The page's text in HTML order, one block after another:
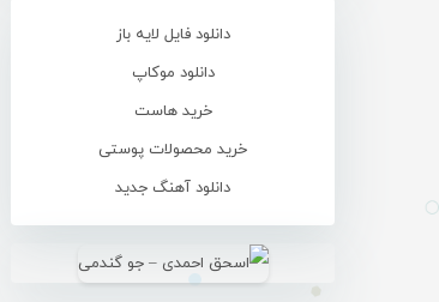
دانلود فایل لایه باز
دانلود موکاپ
خرید هاست
خرید محصولات پوستی
دانلود آهنگ جدید